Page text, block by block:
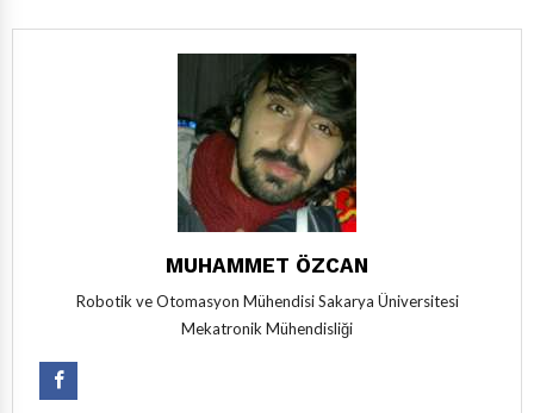
MUHAMMET ÖZCAN
Robotik ve Otomasyon Mühendisi Sakarya Üniversitesi
Mekatronik Mühendisliği